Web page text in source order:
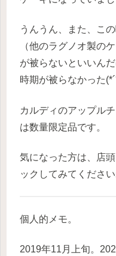
うんうん、また、こ
（他のラグノオ製の
が被らないといいん
時期が被らなかった
カルディのアップル
は数量限定品です。
気になった方は、店
ックしてみてくださ
個人的メモ。
2019年11月上旬。